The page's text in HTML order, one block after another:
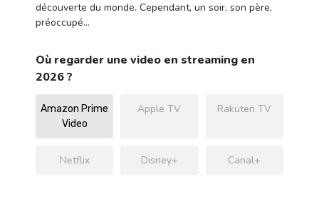
découverte du monde. Cependant, un soir, son père,
préoccupé…
Où regarder une video en streaming en
2026 ?
Amazon Prime
Video
Apple TV Rakuten TV
Netflix Disney+ Canal+